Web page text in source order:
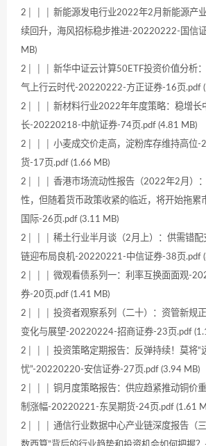
2│ │ │ 新能源发电行业2022年2月新能源产
续回升，海风招标稳步推进-20220222-国信
MB)
2│ │ │ 新华中证云计算50ETF投资价值分析
气上行云时代-20220222-方正证券-16页.pdf
2│ │ │ 新材料行业2022年年度策略：稳增长
长-20220218-中航证券-74页.pdf (4.81 MB)
2│ │ │ 小麦成交价走高，淀粉库存维持高位-
货-17页.pdf (1.66 MB)
2│ │ │ 香港市场流动性报告（2022年2月）
性，但随着货币政策收紧的临近，将开始拖
国际-26页.pdf (3.11 MB)
2│ │ │ 稀土行业半月谈（2月上）：供需错配
链迎布局良机-20220221-中信证券-38页.pdf
2│ │ │ 微观看债系列一：利率互换面面观-
券-20页.pdf (1.41 MB)
2│ │ │ 投资者观察系列（二十）：资管新规
变化与展望-20220224-招商证券-23页.pdf
2│ │ │ 投资策略定期报告：反弹持续！莫将“
忧”-20220220-安信证券-27页.pdf (3.94 MB)
2│ │ │ 铜月度策略报告：供应趋紧推动铜价
制涨幅-20220221-东吴期货-24页.pdf (1.61
2│ │ │ 通信行业数据中心产业链深度报告（